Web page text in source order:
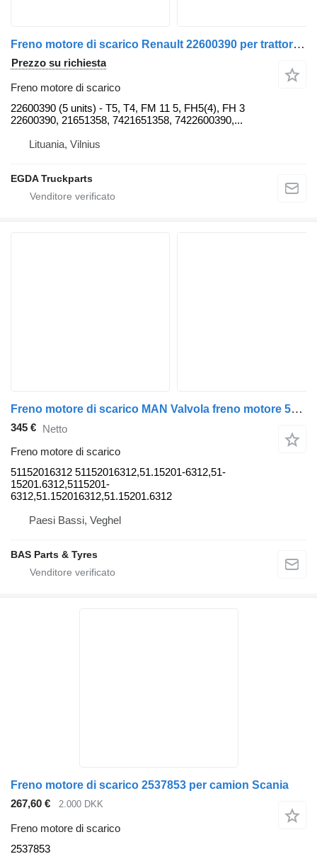
Freno motore di scarico Renault 22600390 per trattore stradale Renault
Prezzo su richiesta
Freno motore di scarico
22600390 (5 units) - T5, T4, FM 11 5, FH5(4), FH 3
22600390, 21651358, 7421651358, 7422600390,...
Lituania, Vilnius
EGDA Truckparts
Freno motore di scarico MAN Valvola freno motore 51152016312 per camion MAN
345 € Netto
Freno motore di scarico
51152016312 51152016312,51.15201-6312,51-
15201.6312,5115201-
6312,51.152016312,51.15201.6312
Paesi Bassi, Veghel
BAS Parts & Tyres
Freno motore di scarico 2537853 per camion Scania
267,60 €
2.000 DKK
Freno motore di scarico
2537853